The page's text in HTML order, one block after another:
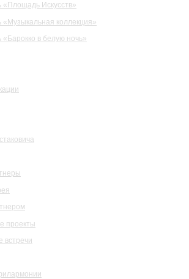
«Площадь Искусств»
«Музыкальная коллекция»
«Барокко в белую ночь»
проекты
встречи